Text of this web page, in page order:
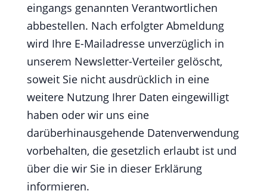
eingangs genannten Verantwortlichen
abbestellen. Nach erfolgter Abmeldung
wird Ihre E-Mailadresse unverzüglich in
unserem Newsletter-Verteiler gelöscht,
soweit Sie nicht ausdrücklich in eine
weitere Nutzung Ihrer Daten eingewilligt
haben oder wir uns eine
darüberhinausgehende Datenverwendung
vorbehalten, die gesetzlich erlaubt ist und
über die wir Sie in dieser Erklärung
informieren.